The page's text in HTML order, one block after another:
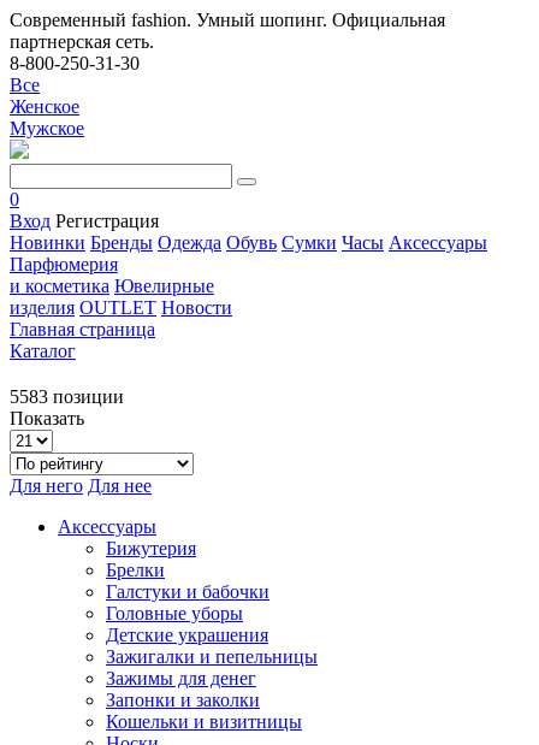
Современный fashion. Умный шопинг. Официальная
партнерская сеть.
8-800-250-31-30
Все
Женское
Мужское
0
Вход Регистрация
Новинки Бренды Одежда Обувь Сумки Часы Аксессуары
Парфюмерия
и косметика Ювелирные
изделия OUTLET Новости
Главная страница
Каталог
5583 позиции
Показать
Для него Для нее
Аксессуары
Бижутерия
Брелки
Галстуки и бабочки
Головные уборы
Детские украшения
Зажигалки и пепельницы
Зажимы для денег
Запонки и заколки
Кошельки и визитницы